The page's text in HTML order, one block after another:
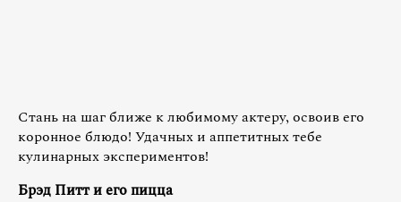
Стань на шаг ближе к любимому актеру, освоив его
коронное блюдо! Удачных и аппетитных тебе
кулинарных экспериментов!
Брэд Питт и его пицца